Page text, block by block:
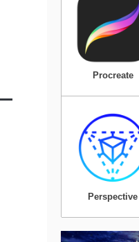
Procreate
Perspective